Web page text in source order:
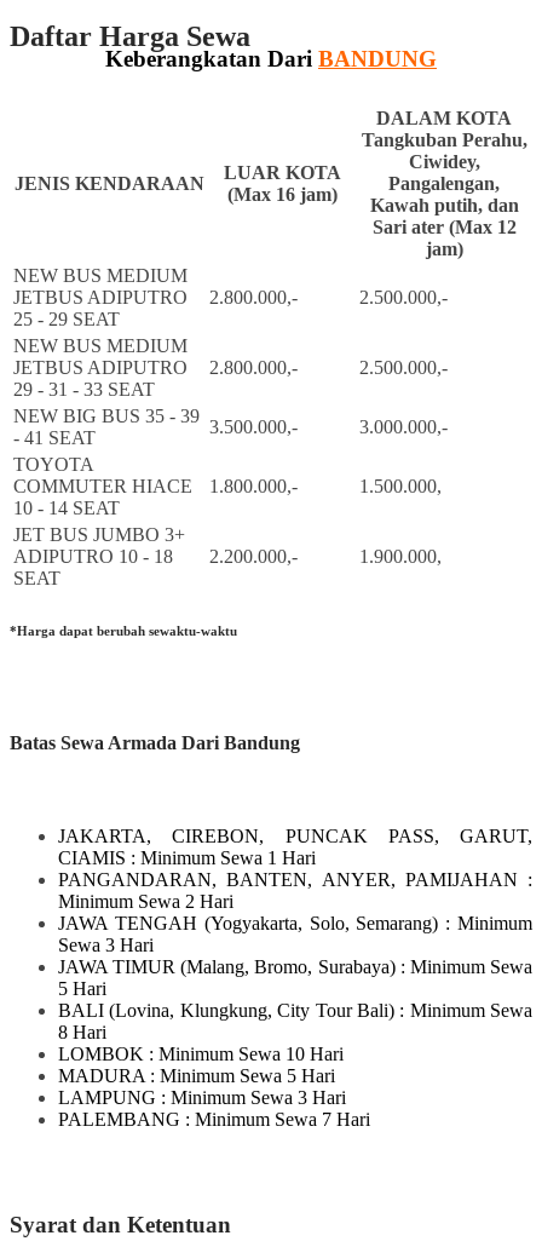
Daftar Harga Sewa
Keberangkatan Dari BANDUNG
JENIS KENDARAAN
LUAR KOTA
(Max 16 jam)
DALAM KOTA
Tangkuban Perahu,
Ciwidey,
Pangalengan,
Kawah putih, dan
Sari ater (Max 12
jam)
NEW BUS MEDIUM
JETBUS ADIPUTRO
25 - 29 SEAT
2.800.000,- 2.500.000,-
NEW BUS MEDIUM
JETBUS ADIPUTRO
29 - 31 - 33 SEAT
2.800.000,- 2.500.000,-
NEW BIG BUS 35 - 39
- 41 SEAT
3.500.000,-
3.000.000,-
TOYOTA
COMMUTER HIACE
10 - 14 SEAT
1.800.000,- 1.500.000,
JET BUS JUMBO 3+
ADIPUTRO 10 - 18
SEAT
2.200.000,- 1.900.000,
*Harga dapat berubah sewaktu-waktu
Batas Sewa Armada Dari Bandung
JAKARTA, CIREBON, PUNCAK PASS, GARUT,
CIAMIS : Minimum Sewa 1 Hari
PANGANDARAN, BANTEN, ANYER, PAMIJAHAN :
Minimum Sewa 2 Hari
JAWA TENGAH (Yogyakarta, Solo, Semarang) : Minimum
Sewa 3 Hari
JAWA TIMUR(Malang, Bromo, Surabaya) : Minimum Sewa
5 Hari
BALI (Lovina, Klungkung, City Tour Bali) : Minimum Sewa
8 Hari
LOMBOK : Minimum Sewa 10 Hari
MADURA : Minimum Sewa 5 Hari
LAMPUNG : Minimum Sewa 3 Hari
PALEMBANG : Minimum Sewa 7 Hari
Syarat dan Ketentuan